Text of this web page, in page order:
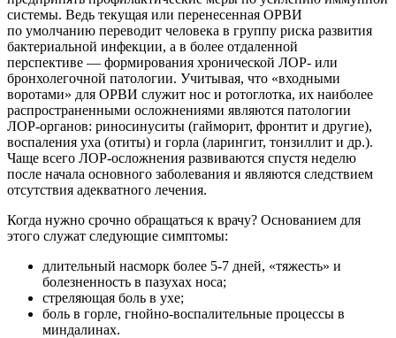
системы. Ведь текущая или перенесенная ОРВИ
по умолчанию переводит человека в группу риска развития
бактериальной инфекции, а в более отдаленной
перспективе — формирования хронической ЛОР- или
бронхолегочной патологии. Учитывая, что «входными
воротами» для ОРВИ служит нос и ротоглотка, их наиболее
распространенными осложнениями являются патологии
ЛОР-органов: риносинуситы (гайморит, фронтит и другие),
воспаления уха (отиты) и горла (ларингит, тонзиллит и др.).
Чаще всего ЛОР-осложнения развиваются спустя неделю
после начала основного заболевания и являются следствием
отсутствия адекватного лечения.
Когда нужно срочно обращаться к врачу? Основанием для
этого служат следующие симптомы:
длительный насморк более 5-7 дней, «тяжесть» и
болезненность в пазухах носа;
стреляющая боль в ухе;
боль в горле, гнойно-воспалительные процессы в
миндалинах.